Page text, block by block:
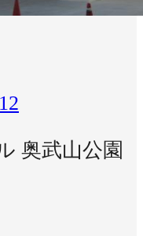
奥武山公園